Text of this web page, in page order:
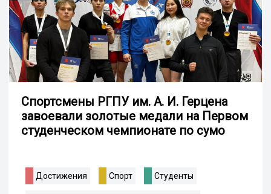
Спортсмены РГПУ им. А. И. Герцена
завоевали золотые медали на Первом
студенческом чемпионате по сумо
Достижения Спорт Студенты